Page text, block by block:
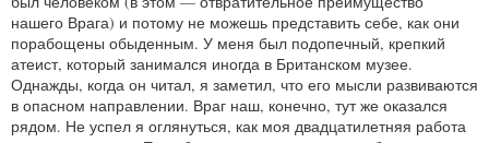
нашего Врага) и потому не можешь представить себе, как они
порабощены обыденным. У меня был подопечный, крепкий
атеист, который занимался иногда в Британском музее.
Однажды, когда он читал, я заметил, что его мысли развиваются
в опасном направлении. Враг наш, конечно, тут же оказался
рядом. Не успел я оглянуться, как моя двадцатилетняя работа